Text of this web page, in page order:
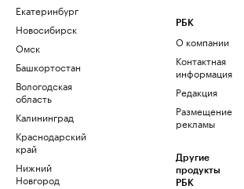
Екатеринбург
Новосибирск
Омск
Башкортостан
Вологодская
область
Калининград
Краснодарский
край
Нижний
Новгород
РБК
О компании
Контактная
информация
Редакция
Размещение
рекламы
Другие
продукты
РБК